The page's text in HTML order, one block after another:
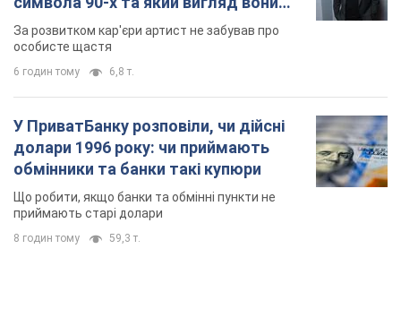
мають
За розвитком кар'єри артист не забував про
особисте щастя
6 годин тому 6,8 т.
У ПриватБанку розповіли, чи дійсні
долари 1996 року: чи приймають
обмінники та банки такі купюри
Що робити, якщо банки та обмінні пункти не
приймають старі долари
8 годин тому 59,3 т.